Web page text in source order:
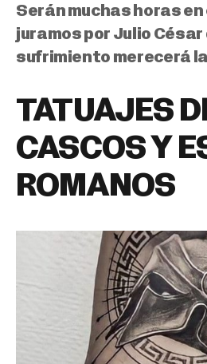
Serán muchas horas
juramos por Julio César
sufrimiento merecerá
TATUAJES
CASCOS Y
ROMANOS